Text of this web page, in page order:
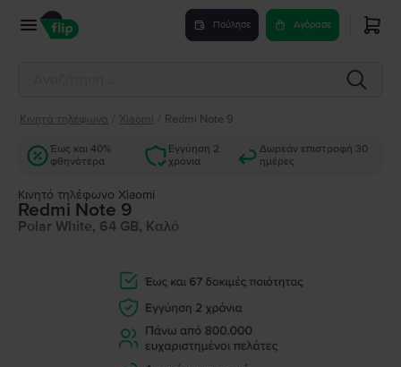
Πούλησε Αγόρασε
Κινητά τηλέφωνα Xiaomi Redmi Note 9
Έως και 40%
φθηνότερα
Εγγύηση 2
χρόνια
Δωρεάν επιστροφή 30
ημέρες
Κινητό τηλέφωνο Xiaomi
Redmi Note 9
Polar White, 64 GB, Καλό